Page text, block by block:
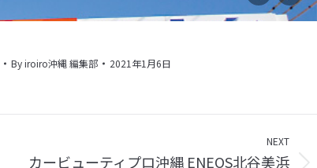
Byiroiro沖縄 編集部 2021年1月6日
NEXT
カービューティプロ沖縄 ENEOS北谷美浜